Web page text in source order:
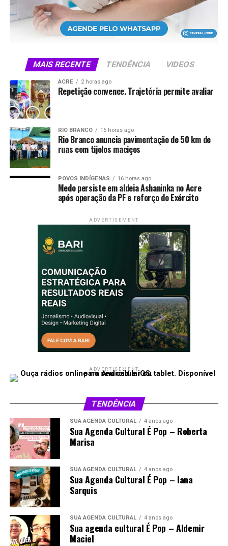
produtivo. Jorge Viana também participou da
programação e fez uma apresentação sobre
oportunidades de negócios no Acre.
Compartilhe isso:
X
MAIS RECENTE TENDÊNCIA VIDEOS
ACRE 2 horas ago
Repetição convence. Trajetória permite avaliar
RIO BRANCO 16 horas ago
Rio Branco anuncia pavimentação de 50 km de
ruas com tijolos maciços
POVOS INDÍGENAS 16 horas ago
Medo persiste em aldeia Ashaninka no Acre
após operação da PF e reforço do Exército
ADVERTISEMENT
ADVERTISEMENT
TENDÊNCIA
SUA AGENDA CULTURAL 4 anos ago
Sua Agenda Cultural É Pop – Roberta
Marisa
SUA AGENDA CULTURAL 4 anos ago
Sua Agenda Cultural É Pop – Iana
Sarquis
SUA AGENDA CULTURAL 4 anos ago
Sua agenda cultural É Pop – Aldemir
Maciel